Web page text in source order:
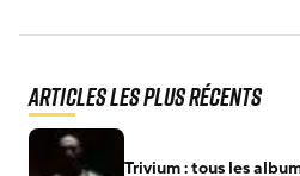
Articles les plus récents
Trivium : tous les